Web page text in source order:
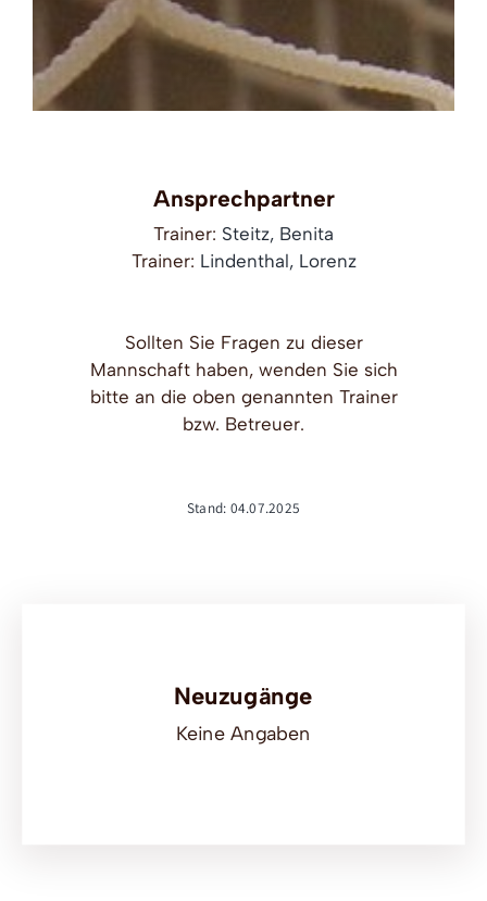
Ansprechpartner
Trainer: Steitz, Benita
Trainer: Lindenthal, Lorenz
Sollten Sie Fragen zu dieser
Mannschaft haben, wenden Sie sich
bitte an die oben genannten Trainer
bzw. Betreuer.
Stand: 04.07.2025
Neuzugänge
Keine Angaben